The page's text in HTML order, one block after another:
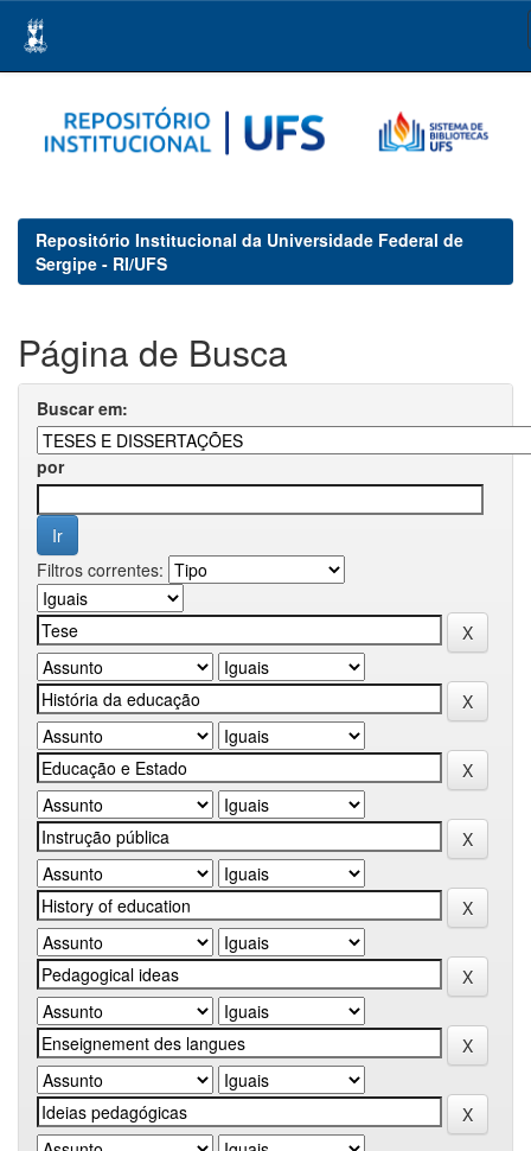
navigation
Repositório Institucional da Universidade Federal de
Sergipe - RI/UFS
Página de Busca
Buscar em:
por
Filtros correntes: